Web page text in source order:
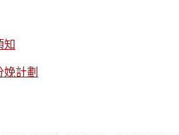
知
計劃